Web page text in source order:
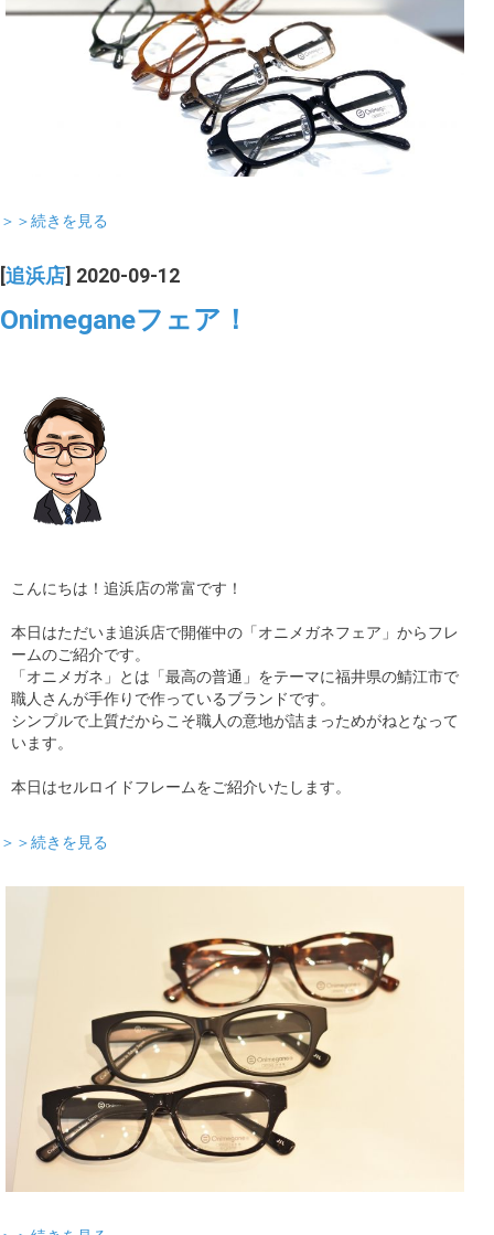
＞＞続きを見る
追浜店 ] 2020-09-12
Onimeganeフェア！
こんにちは！追浜店の常富です！
本日はただいま追浜店で開催中の「オニメガネフェア」からフレ
ームのご紹介です。
「オニメガネ」とは「最高の普通」をテーマに福井県の鯖江市で
職人さんが手作りで作っているブランドです。
シンプルで上質だからこそ職人の意地が詰まっためがねとなって
います。
本日はセルロイドフレームをご紹介いたします。
＞＞続きを見る